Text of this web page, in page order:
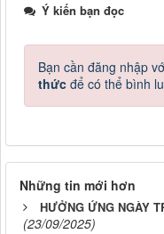
Ý kiến bạn đọc
Bạn cần đăng nhập
thức để có thể bình
Những tin mới hơn
HƯỞNG ỨNG NGÀY
(23/09/2025)